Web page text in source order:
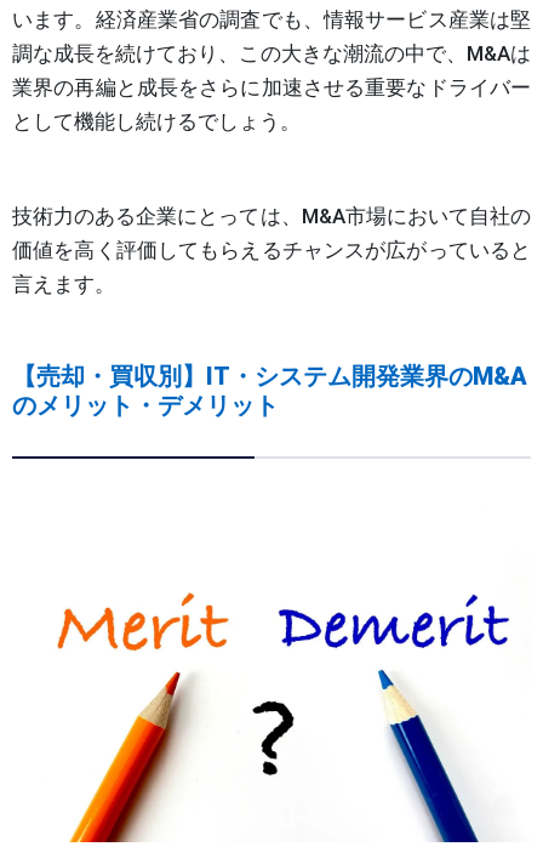
います。経済産業省の調査でも、情報サービス産業は堅
調な成長を続けており、この大きな潮流の中で、M&Aは
業界の再編と成長をさらに加速させる重要なドライバー
として機能し続けるでしょう。
技術力のある企業にとっては、M&A市場において自社の
価値を高く評価してもらえるチャンスが広がっていると
言えます。
【売却・買収別】IT・システム開発業界のM&A
のメリット・デメリット